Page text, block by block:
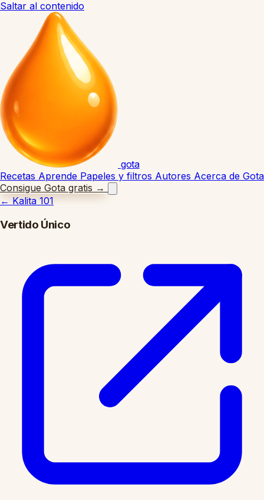
Saltar al contenido
gota
Recetas Aprende Papeles y filtros Autores Acerca de Gota
Consigue Gota gratis →
← Kalita 101
Vertido Único